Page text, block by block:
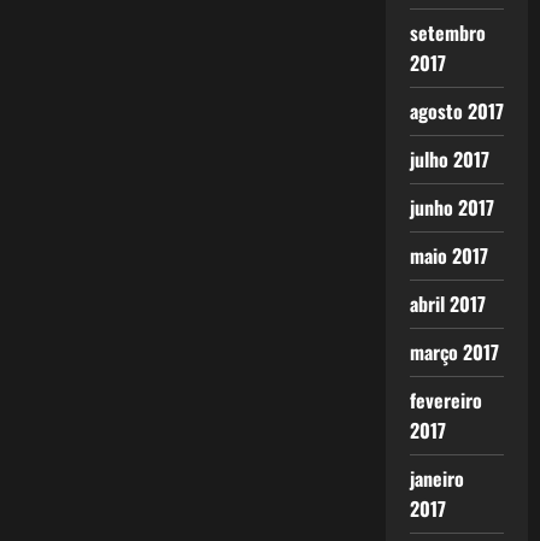
setembro
2017
agosto 2017
julho 2017
junho 2017
maio 2017
abril 2017
março 2017
fevereiro
2017
janeiro
2017